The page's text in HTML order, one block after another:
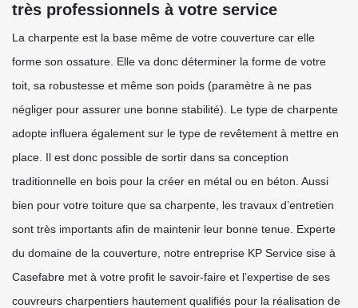
très professionnels à votre service
La charpente est la base même de votre couverture car elle
forme son ossature. Elle va donc déterminer la forme de votre
toit, sa robustesse et même son poids (paramètre à ne pas
négliger pour assurer une bonne stabilité). Le type de charpente
adopte influera également sur le type de revêtement à mettre en
place. Il est donc possible de sortir dans sa conception
traditionnelle en bois pour la créer en métal ou en béton. Aussi
bien pour votre toiture que sa charpente, les travaux d’entretien
sont très importants afin de maintenir leur bonne tenue. Experte
du domaine de la couverture, notre entreprise KP Service sise à
Casefabre met à votre profit le savoir-faire et l’expertise de ses
couvreurs charpentiers hautement qualifiés pour la réalisation de